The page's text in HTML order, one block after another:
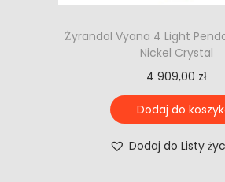
Żyrandol Vyana 4 Light
Nickel Crystal
4 909,00 zł
Dodaj do
Dodaj do Listy